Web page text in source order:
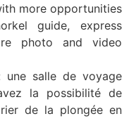
more opportunities
guide, express
photo and video
une salle de voyage
la possibilité de
de la plongée en